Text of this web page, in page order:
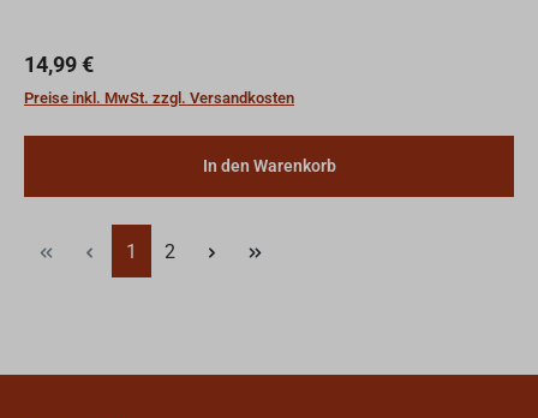
Regulärer Preis:
14,99 €
Preise inkl. MwSt. zzgl. Versandkosten
In den Warenkorb
Seite
1 Seite
2